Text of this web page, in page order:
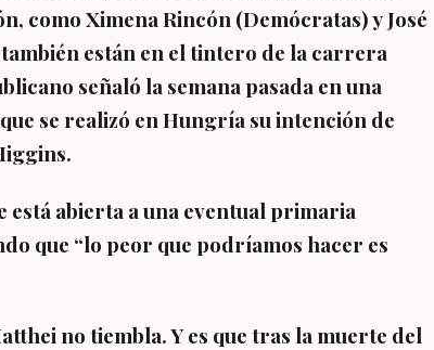
como Ximena Rincón (Demócratas) y José
están en el tintero de la carrera
señaló la semana pasada en una
se realizó en Hungría su intención de
está abierta a una eventual primaria
que “lo peor que podríamos hacer es
no tiembla. Y es que tras la muerte del